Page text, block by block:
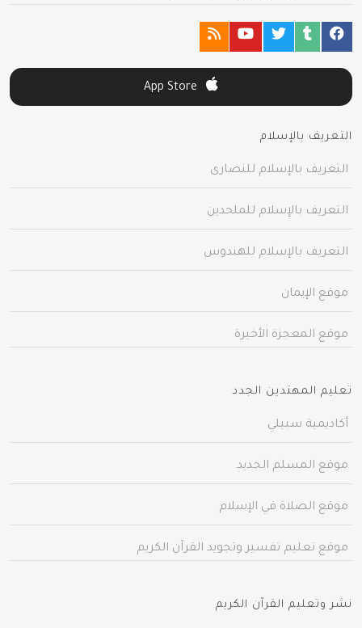
التعريف بالإسلام
التعريف بالإسلام للنصارى
التعريف بالإسلام للملحدين
التعريف بالإسلام للهندوس
موقع الإيمان
موقع المعجزة الأخيرة
تعليم المهتدين الجدد
أكاديمية سبيلي
موقع المسلم الجديد
موقع الصلاة في الإسلام
موقع تعليم تفسير وتجويد القرآن الكريم
نشر وتعليم القرآن الكريم